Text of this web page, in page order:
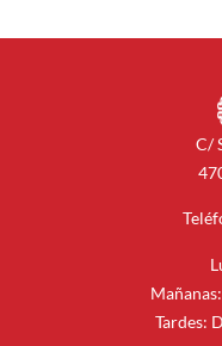
C/
Tardes: